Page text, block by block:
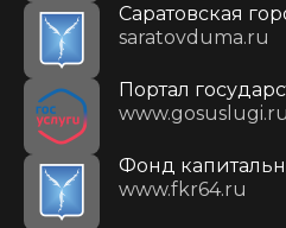
Саратовская
saratovduma.ru
Портал
www.gosuslugi.ru
Фонд
www.fkr64.ru